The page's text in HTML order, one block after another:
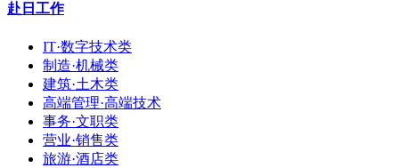
赴日工作
IT·数字技术类
制造·机械类
建筑·土木类
高端管理·高端技术
事务·文职类
营业·销售类
旅游·酒店类